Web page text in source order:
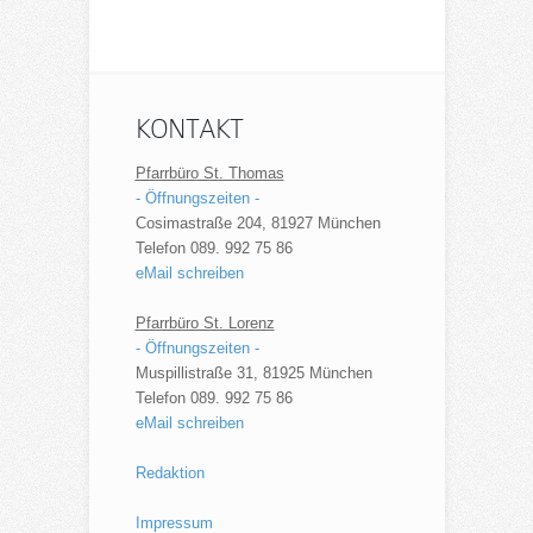
KONTAKT
Pfarrbüro St. Thomas
- Öffnungszeiten -
Cosimastraße 204, 81927 München
Telefon 089. 992 75 86
eMail schreiben
Pfarrbüro St. Lorenz
- Öffnungszeiten -
Muspillistraße 31, 81925 München
Telefon 089. 992 75 86
eMail schreiben
Redaktion
Impressum